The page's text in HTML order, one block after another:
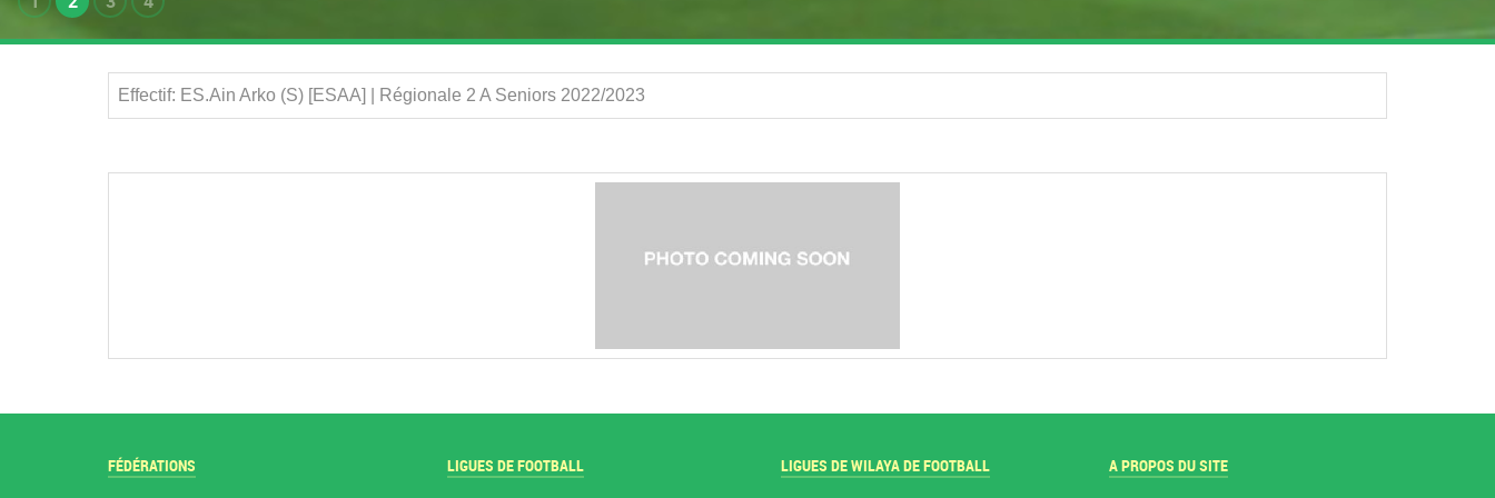
Effectif: ES.Ain Arko (S) [ESAA] | Régionale 2 A Seniors 2022/2023
FÉDÉRATIONS LIGUES DE FOOTBALL LIGUES DE WILAYA DE FOOTBALL A PROPOS DU SITE